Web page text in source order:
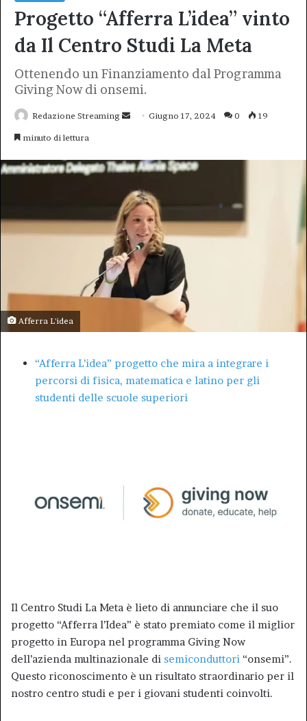
Progetto “Afferra L’idea” vinto
da Il Centro Studi La Meta
Ottenendo un Finanziamento dal Programma
Giving Now di onsemi.
Redazione Streaming
InviaGiugno 17, 2024 0 19
minuto di lettura
Afferra L'idea
“Afferra L’idea” progetto che mira a integrare i
percorsi di fisica, matematica e latino per gli
studenti delle scuole superiori
Il Centro Studi La Meta è lieto di annunciare che il suo
progetto “Afferra l’Idea” è stato premiato come il miglior
progetto in Europa nel programma Giving Now
dell’azienda multinazionale di semiconduttori “onsemi”.
Questo riconoscimento è un risultato straordinario per il
nostro centro studi e per i giovani studenti coinvolti.